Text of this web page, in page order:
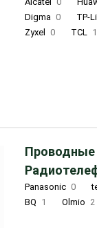
Digma 0 TP-
Zyxel
0 TCL 1
Panasonic 0
BQ 1 Olmio 2